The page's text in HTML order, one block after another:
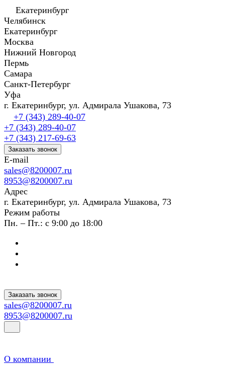
Екатеринбург
Челябинск
Екатеринбург
Москва
Нижний Новгород
Пермь
Самара
Санкт-Петербург
Уфа
г. Екатеринбург, ул. Адмирала Ушакова, 73
+7 (343) 289-40-07
+7 (343) 289-40-07
+7 (343) 217-69-63
Заказать звонок
E-mail
sales@8200007.ru
8953@8200007.ru
Адрес
г. Екатеринбург, ул. Адмирала Ушакова, 73
Режим работы
Пн. – Пт.: с 9:00 до 18:00
Заказать звонок
sales@8200007.ru
8953@8200007.ru
О компании